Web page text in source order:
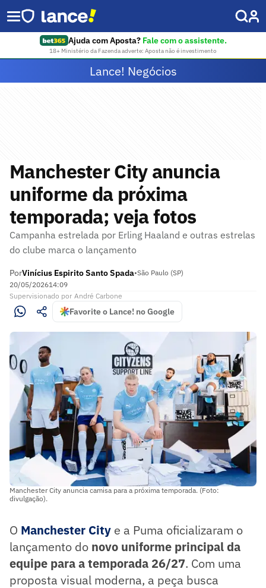
Ajuda com Aposta? Fale com o assistente.
18+ Ministério da Fazenda adverte: Aposta não é investimento
Lance! Negócios
Manchester City anuncia
uniforme da próxima
temporada; veja fotos
Campanha estrelada por Erling Haaland e outras estrelas
do clube marca o lançamento
PorVinícius Espirito Santo Spada•São Paulo (SP)
20/05/202614:09
Supervisionado por André Carbone
Favorite o Lance! no Google
Manchester City anuncia camisa para a próxima temporada. (Foto:
divulgação).
O Manchester City e a Puma oficializaram o
lançamento do novo uniforme principal da
equipe para a temporada 26/27. Com uma
proposta visual moderna, a peça busca